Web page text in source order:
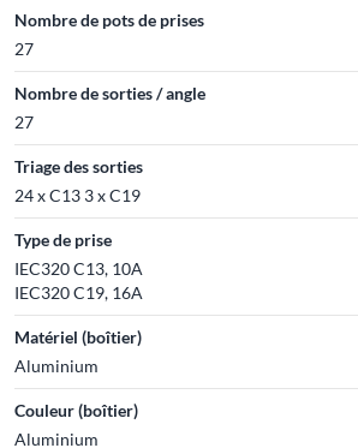
Nombre de pots de prises
27
Nombre de sorties / angle
27
Triage des sorties
24 x C13 3 x C19
Type de prise
IEC320 C13, 10A
IEC320 C19, 16A
Matériel (boîtier)
Aluminium
Couleur (boîtier)
Aluminium